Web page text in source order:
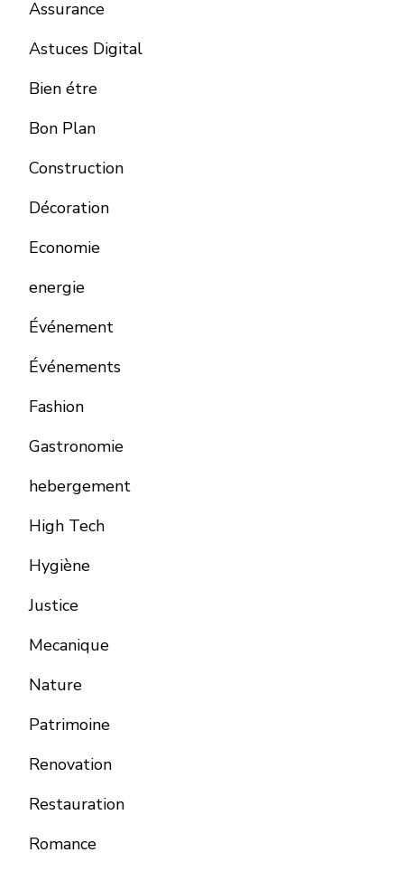
Assurance
Astuces Digital
Bien étre
Bon Plan
Construction
Décoration
Economie
energie
Événement
Événements
Fashion
Gastronomie
hebergement
High Tech
Hygiène
Justice
Mecanique
Nature
Patrimoine
Renovation
Restauration
Romance